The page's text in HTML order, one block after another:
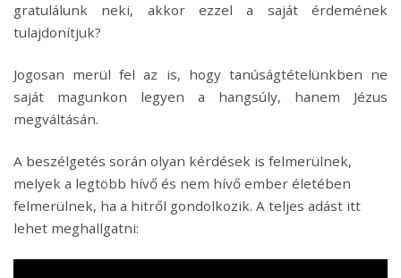
gratulálunk neki, akkor ezzel a saját érdemének
tulajdonítjuk?
Jogosan merül fel az is, hogy tanúságtételünkben ne
saját magunkon legyen a hangsúly, hanem Jézus
megváltásán.
A beszélgetés során olyan kérdések is felmerülnek,
melyek a legtöbb hívő és nem hívő ember életében
felmerülnek, ha a hitről gondolkozik. A teljes adást itt
lehet meghallgatni: